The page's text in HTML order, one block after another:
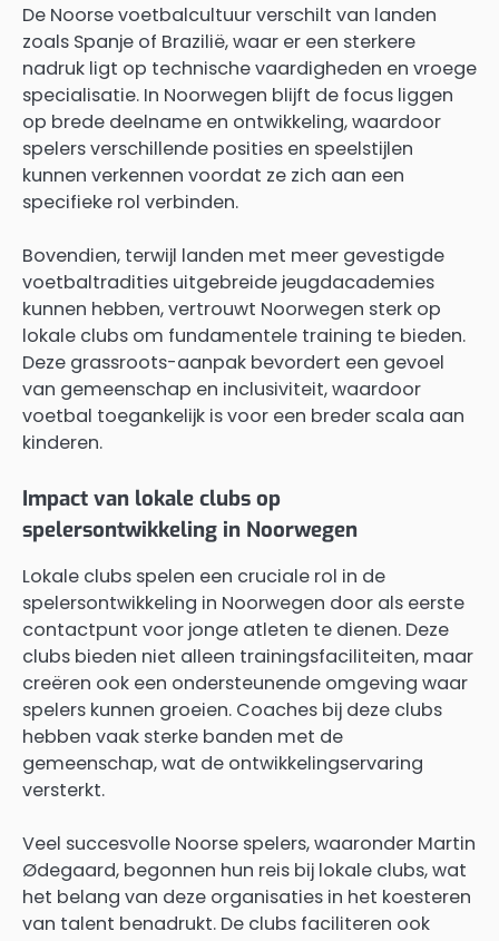
De Noorse voetbalcultuur verschilt van landen
zoals Spanje of Brazilië, waar er een sterkere
nadruk ligt op technische vaardigheden en vroege
specialisatie. In Noorwegen blijft de focus liggen
op brede deelname en ontwikkeling, waardoor
spelers verschillende posities en speelstijlen
kunnen verkennen voordat ze zich aan een
specifieke rol verbinden.
Bovendien, terwijl landen met meer gevestigde
voetbaltradities uitgebreide jeugdacademies
kunnen hebben, vertrouwt Noorwegen sterk op
lokale clubs om fundamentele training te bieden.
Deze grassroots-aanpak bevordert een gevoel
van gemeenschap en inclusiviteit, waardoor
voetbal toegankelijk is voor een breder scala aan
kinderen.
Impact van lokale clubs op
spelersontwikkeling in Noorwegen
Lokale clubs spelen een cruciale rol in de
spelersontwikkeling in Noorwegen door als eerste
contactpunt voor jonge atleten te dienen. Deze
clubs bieden niet alleen trainingsfaciliteiten, maar
creëren ook een ondersteunende omgeving waar
spelers kunnen groeien. Coaches bij deze clubs
hebben vaak sterke banden met de
gemeenschap, wat de ontwikkelingservaring
versterkt.
Veel succesvolle Noorse spelers, waaronder Martin
Ødegaard, begonnen hun reis bij lokale clubs, wat
het belang van deze organisaties in het koesteren
van talent benadrukt. De clubs faciliteren ook